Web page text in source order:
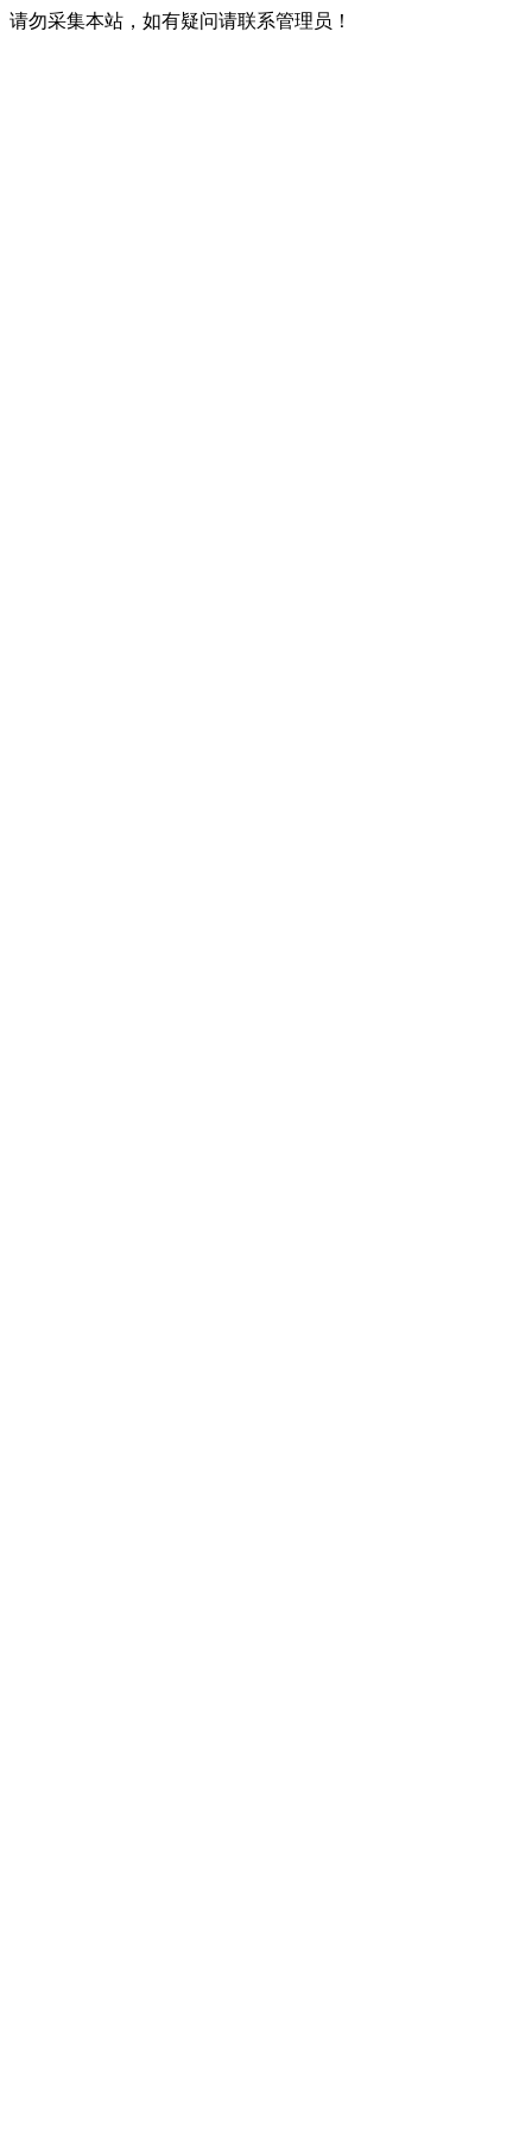
请勿采集本站，如有疑问请联系管理员！